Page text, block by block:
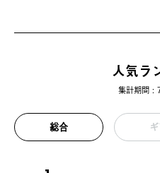
人気ラ
集計期間
総合